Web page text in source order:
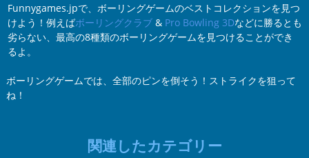
Funnygames.jpで、ボーリングゲームのベストコレクションを見つ
けよう！例えばボーリングクラブ& Pro Bowling 3Dなどに勝るとも
劣らない、最高の8種類のボーリングゲームを見つけることができ
るよ。
ボーリングゲームでは、全部のピンを倒そう！ストライクを狙って
ね！
関連したカテゴリー